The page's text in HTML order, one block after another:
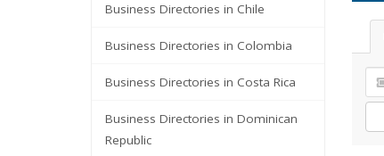
Business Directories in Chile
Business Directories in Colombia
Business Directories in Costa Rica
Business Directories in Dominican
Republic